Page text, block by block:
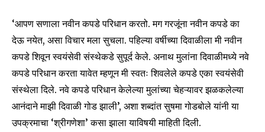
‘आपण सणाला नवीन कपडे परिधान करतो. मग गरजूंना नवीन कपडे का
देऊ नयेत, असा विचार मला सुचला. पहिल्या वर्षीच्या दिवाळीला मी नवीन
कपडे शिवून स्वयंसेवी संस्थेकडे सुपूर्द केले. अनाथ मुलांना दिवाळीमध्ये नवे
कपडे परिधान करता यावेत म्हणून मी स्वतः शिवलेले कपडे एका स्वयंसेवी
संस्थेला दिले. नवे कपडे परिधान केलेल्या मुलांच्या चेहऱ्यावर झळकलेल्या
आनंदाने माझी दिवाळी गोड झाली’, अशा शब्दांत सुषमा गोडबोले यांनी या
उपक्रमाचा ‘श्रीगणेशा’ कसा झाला याविषयी माहिती दिली.